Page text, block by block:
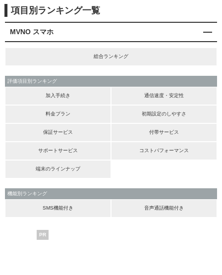
項目別ランキング一覧
MVNO スマホ
総合ランキング
評価項目別ランキング
加入手続き 通信速度・安定性
料金プラン 初期設定のしやすさ
保証サービス 付帯サービス
サポートサービス コストパフォーマンス
端末のラインナップ
機能別ランキング
SMS機能付き 音声通話機能付き
PR